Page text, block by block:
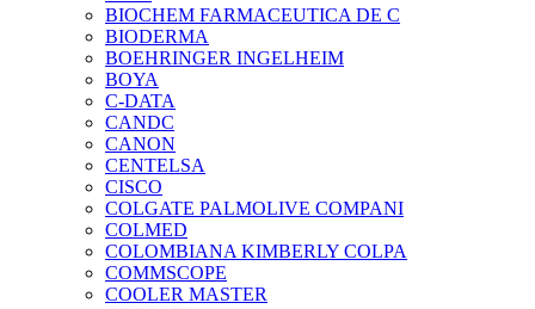
BIOCHEM FARMACEUTICA DE C
BIODERMA
BOEHRINGER INGELHEIM
BOYA
C-DATA
CANDC
CANON
CENTELSA
CISCO
COLGATE PALMOLIVE COMPANI
COLMED
COLOMBIANA KIMBERLY COLPA
COMMSCOPE
COOLER MASTER